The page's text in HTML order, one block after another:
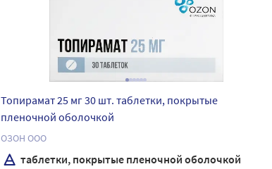
Топирамат 25 мг 30 шт. таблетки, покрытые
пленочной оболочкой
ОЗОН ООО
таблетки, покрытые пленочной оболочкой